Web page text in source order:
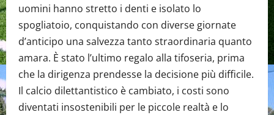
uomini hanno stretto i denti e isolato lo
spogliatoio, conquistando con diverse giornate
d’anticipo una salvezza tanto straordinaria quanto
amara. È stato l’ultimo regalo alla tifoseria, prima
che la dirigenza prendesse la decisione più difficile.
Il calcio dilettantistico è cambiato, i costi sono
diventati insostenibili per le piccole realtà e lo